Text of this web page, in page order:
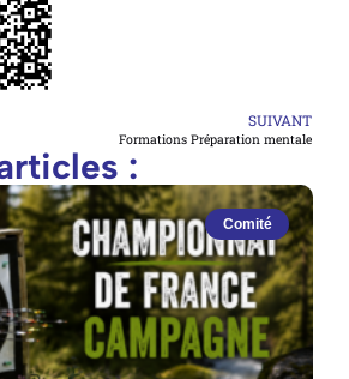
SUIVANT
Formations Préparation mentale
:
Comité